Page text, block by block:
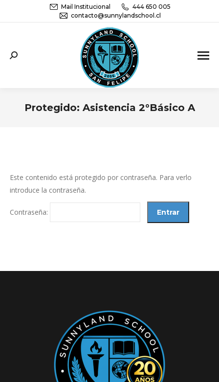
Mail Institucional
444 650 005
contacto@sunnylandschool.cl
Sunnyland School San Felipe | Educación
Parvularia, básica y media
Protegido: Asistencia 2°Básico A
Este contenido está protegido por contraseña. Para verlo
introduce la contraseña.
Contraseña: